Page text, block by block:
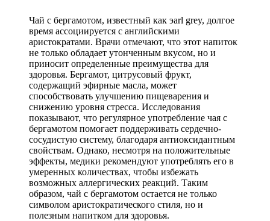
Чай с бергамотом, известный как эarl grey, долгое
время ассоциируется с английскими
аристократами. Врачи отмечают, что этот напиток
не только обладает утонченным вкусом, но и
приносит определенные преимущества для
здоровья. Бергамот, цитрусовый фрукт,
содержащий эфирные масла, может
способствовать улучшению пищеварения и
снижению уровня стресса. Исследования
показывают, что регулярное употребление чая с
бергамотом помогает поддерживать сердечно-
сосудистую систему, благодаря антиоксидантным
свойствам. Однако, несмотря на положительные
эффекты, медики рекомендуют употреблять его в
умеренных количествах, чтобы избежать
возможных аллергических реакций. Таким
образом, чай с бергамотом остается не только
символом аристократического стиля, но и
полезным напитком для здоровья.